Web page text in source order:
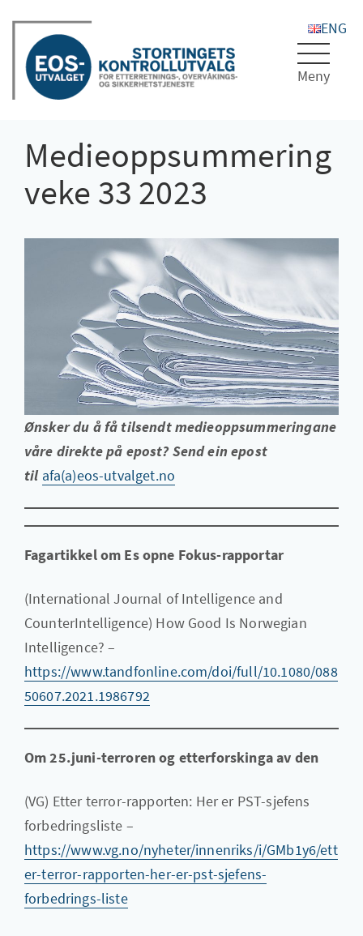
Toggle
Medieoppsummering
veke 33 2023
Ønsker du å få tilsendt medieoppsummeringane
våre direkte på epost? Send ein epost
til afa(a)eos-utvalget.no
Fagartikkel om Es opne Fokus-rapportar
(International Journal of Intelligence and
CounterIntelligence) How Good Is Norwegian
Intelligence? –
https://www.tandfonline.com/doi/full/10.1080/088
50607.2021.1986792
Om 25.juni-terroren og etterforskinga av den
(VG) Etter terror-rapporten: Her er PST-sjefens
forbedringsliste –
https://www.vg.no/nyheter/innenriks/i/GMb1y6/ett
er-terror-rapporten-her-er-pst-sjefens-
forbedrings-liste